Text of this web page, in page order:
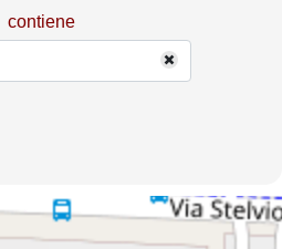
contiene